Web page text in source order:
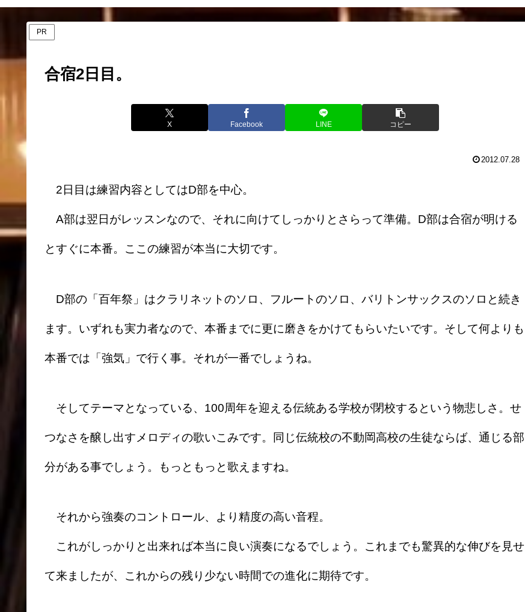
PR
合宿2日目。
X Facebook LINE コピー
2012.07.28
2日目は練習内容としてはD部を中心。
A部は翌日がレッスンなので、それに向けてしっかりとさらって準備。D部は合宿が明ける
とすぐに本番。ここの練習が本当に大切です。
D部の「百年祭」はクラリネットのソロ、フルートのソロ、バリトンサックスのソロと続き
ます。いずれも実力者なので、本番までに更に磨きをかけてもらいたいです。そして何よりも
本番では「強気」で行く事。それが一番でしょうね。
そしてテーマとなっている、100周年を迎える伝統ある学校が閉校するという物悲しさ。せ
つなさを醸し出すメロディの歌いこみです。同じ伝統校の不動岡高校の生徒ならば、通じる部
分がある事でしょう。もっともっと歌えますね。
それから強奏のコントロール、より精度の高い音程。
これがしっかりと出来れば本当に良い演奏になるでしょう。これまでも驚異的な伸びを見せ
て来ましたが、これからの残り少ない時間での進化に期待です。